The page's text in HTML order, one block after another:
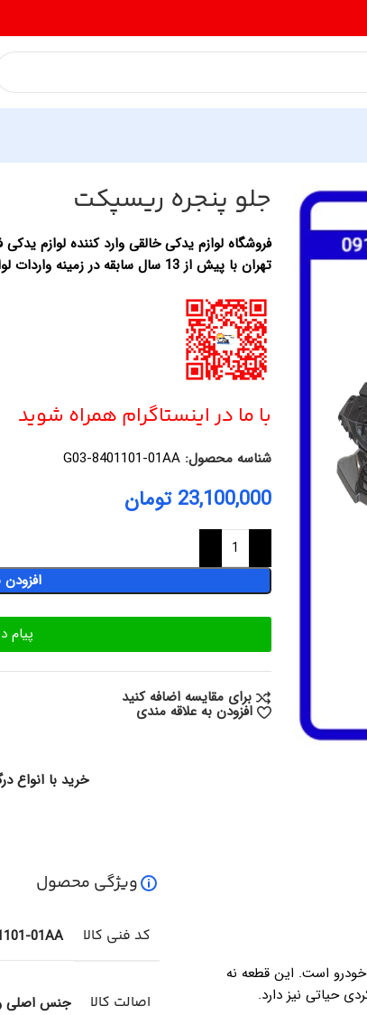
جلو پنجره ریسپکت
فروشگاه لوازم یدکی خالقی وارد کننده لوازم
تهران با پیش از 13 سال سابقه در زمینه واردات لوازم یدکی خودرو های چینی
با ما در اینستاگرام همراه شوید
شناسه محصول: G03-8401101-01AA
23,100,000 تومان
پیام
برای مقایسه اضافه کنید
افزودن به علاقه مندی
خرید با انواع
است. این قطعه نه
حیاتی نیز دارد.
ویژگی محصول
کد فنی کالا 01AA
اصالت کالا جنس اصلی